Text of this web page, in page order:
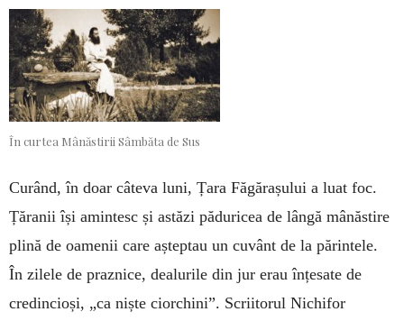
În curtea Mânăstirii Sâmbăta de Sus
Curând, în doar câteva luni, Țara Făgărașului a luat foc.
Țăranii își amintesc și astăzi păduricea de lângă mânăstire
plină de oamenii care așteptau un cuvânt de la părintele.
În zilele de praznice, dealurile din jur erau înțesate de
credincioși, „ca niște ciorchini”. Scriitorul Nichifor